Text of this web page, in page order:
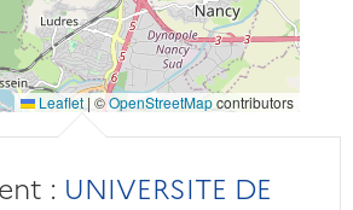
Leaflet | ©OpenStreetMapcontributors
: UNIVERSITE DE